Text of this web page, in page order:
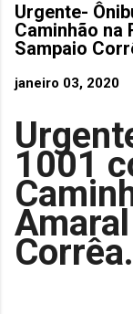
Urgente-
Caminhão na
Sampaio
janeiro 03, 2020
1001
Corrêa.